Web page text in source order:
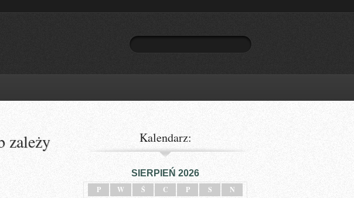
zależy
Kalendarz:
SIERPIEŃ 2026
P
W Ś C P S N